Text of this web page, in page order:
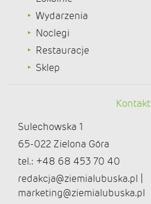
Wydarzenia
Noclegi
Restauracje
Sklep
Kontakt
Sulechowska 1
65-022 Zielona Góra
tel.: +48 68 453 70 40
redakcja@ziemialubuska.pl |
marketing@ziemialubuska.pl